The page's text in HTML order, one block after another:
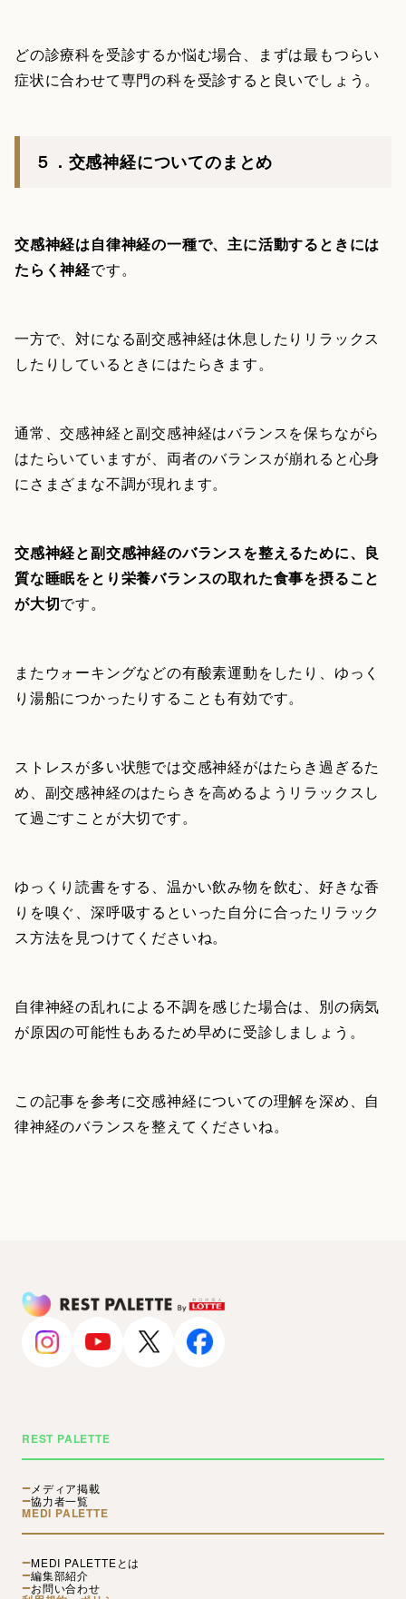
どの診療科を受診するか悩む場合、まずは最もつらい
症状に合わせて専門の科を受診すると良いでしょう。
５．交感神経についてのまとめ
交感神経は自律神経の一種で、主に活動するときには
たらく神経です。
一方で、対になる副交感神経は休息したりリラックス
したりしているときにはたらきます。
通常、交感神経と副交感神経はバランスを保ちながら
はたらいていますが、両者のバランスが崩れると心身
にさまざまな不調が現れます。
交感神経と副交感神経のバランスを整えるために、良
質な睡眠をとり栄養バランスの取れた食事を摂ること
が大切です。
またウォーキングなどの有酸素運動をしたり、ゆっく
り湯船につかったりすることも有効です。
ストレスが多い状態では交感神経がはたらき過ぎるた
め、副交感神経のはたらきを高めるようリラックスし
て過ごすことが大切です。
ゆっくり読書をする、温かい飲み物を飲む、好きな香
りを嗅ぐ、深呼吸するといった自分に合ったリラック
ス方法を見つけてくださいね。
自律神経の乱れによる不調を感じた場合は、別の病気
が原因の可能性もあるため早めに受診しましょう。
この記事を参考に交感神経についての理解を深め、自
律神経のバランスを整えてくださいね。
REST PALETTE
メディア掲載
協力者一覧
MEDI PALETTE
MEDI PALETTEとは
編集部紹介
お問い合わせ